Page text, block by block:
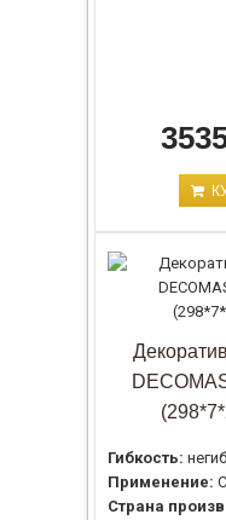
Гибкость:
Применение:
Страна